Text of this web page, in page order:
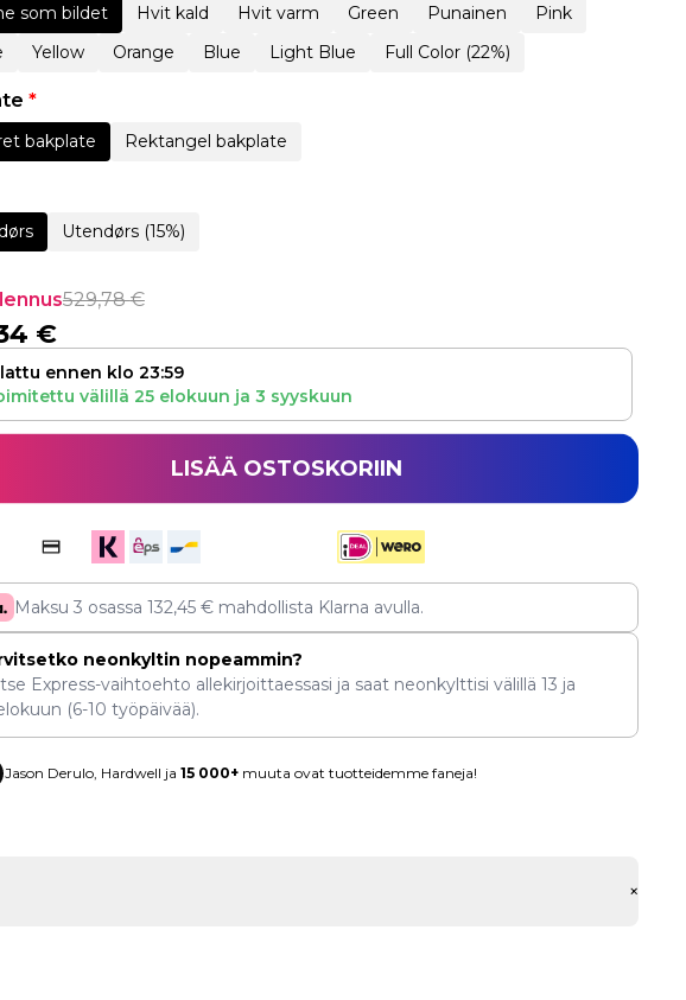
som bildet Hvit kald Hvit varm Green Punainen
Pink
Yellow Orange Blue Light Blue Full Color (22%)
*
bakplate Rektangel bakplate
Utendørs (15%)
529,78€
€
ennen klo 23:59
välillä 25 elokuun ja 3 syyskuun
LISÄÄ OSTOSKORIIN
Maksu 3 osassa132,45€ mahdollista Klarna avulla.
neonkyltin nopeammin?
Express-vaihtoehto allekirjoittaessasi ja saat neonkylttisi välillä 13 ja
(6-10 työpäivää).
Jason Derulo, Hardwell ja 15 000+muuta ovat tuotteidemme faneja!
+